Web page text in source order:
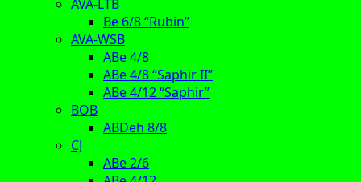
AVA-LTB
Be 6/8 “Rubin”
AVA-WSB
ABe 4/8
ABe 4/8 “Saphir II”
ABe 4/12 “Saphir”
BOB
ABDeh 8/8
CJ
ABe 2/6